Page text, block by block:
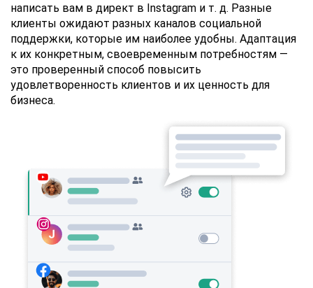
написать вам в директ в Instagram и т. д. Разные
клиенты ожидают разных каналов социальной
поддержки, которые им наиболее удобны. Адаптация
к их конкретным, своевременным потребностям —
это проверенный способ повысить
удовлетворенность клиентов и их ценность для
бизнеса.